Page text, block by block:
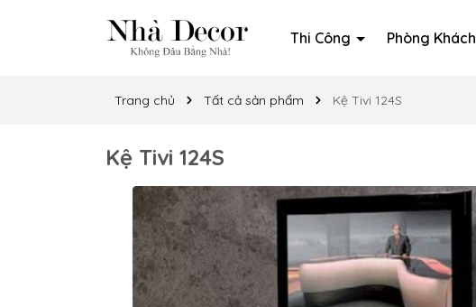
Thi Công Phòng Khách
Trang chủ Tất cả sản phẩm Kệ Tivi 124S
Kệ Tivi 124S